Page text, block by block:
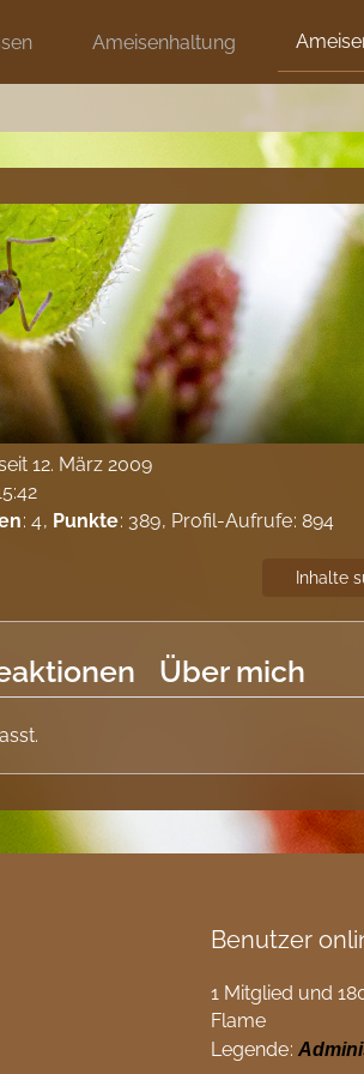
Ameisenhaltung
12. März 2009
4 Punkte 389 Profil-Aufrufe 894
Inhalte
Über mich
Benutzer
1 Mitglied und
Flame
Legende